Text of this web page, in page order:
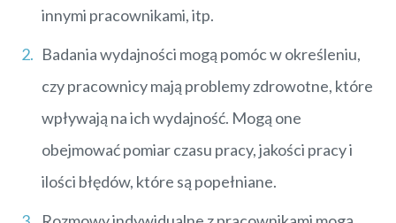
innymi pracownikami, itp.
Badania wydajności mogą pomóc w określeniu,
czy pracownicy mają problemy zdrowotne, które
wpływają na ich wydajność. Mogą one
obejmować pomiar czasu pracy, jakości pracy i
ilości błędów, które są popełniane.